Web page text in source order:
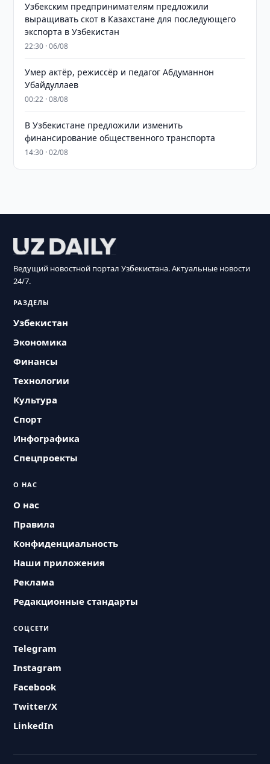
Узбекским предпринимателям предложили
выращивать скот в Казахстане для последующего
экспорта в Узбекистан
22:30 · 06/08
Умер актёр, режиссёр и педагог Абдуманнон
Убайдуллаев
00:22 · 08/08
В Узбекистане предложили изменить
финансирование общественного транспорта
14:30 · 02/08
Ведущий новостной портал Узбекистана. Актуальные новости
24/7.
РАЗДЕЛЫ
Узбекистан
Экономика
Финансы
Технологии
Культура
Спорт
Инфографика
Спецпроекты
О НАС
О нас
Правила
Конфиденциальность
Наши приложения
Реклама
Редакционные стандарты
СОЦСЕТИ
Telegram
Instagram
Facebook
Twitter/X
LinkedIn